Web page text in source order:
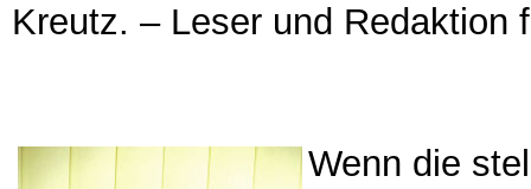
Kreutz. – Leser und
Wenn die